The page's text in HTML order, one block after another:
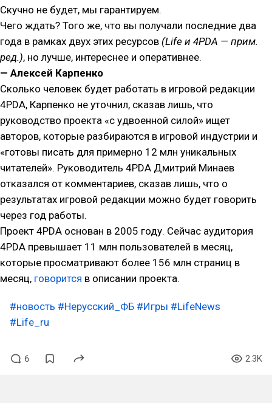
Скучно не будет, мы гарантируем.
Чего ждать? Того же, что вы получали последние два
года в рамках двух этих ресурсов (Life и 4PDA — прим.
ред.), но лучше, интереснее и оперативнее.
— Алексей Карпенко
Сколько человек будет работать в игровой редакции
4PDA, Карпенко не уточнил, сказав лишь, что
руководство проекта «с удвоенной силой» ищет
авторов, которые разбираются в игровой индустрии и
«готовы писать для примерно 12 млн уникальных
читателей». Руководитель 4PDA Дмитрий Минаев
отказался от комментариев, сказав лишь, что о
результатах игровой редакции можно будет говорить
через год работы.
Проект 4PDA основан в 2005 году. Сейчас аудитория
4PDA превышает 11 млн пользователей в месяц,
которые просматривают более 156 млн страниц в
месяц, говорится в описании проекта.
#новость #Нерусский_ФБ #Игры #LifeNews
#Life_ru
6 2.3K